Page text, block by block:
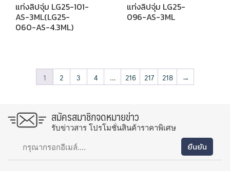
แท่งลิปจุ่ม LG25-101-
AS-3ML(LG25-
060-AS-4.3ML)
แท่งลิปจุ่ม LG25-
096-AS-3ML
1 2 3 4 … 216 217 218 →
สมัครสมาชิกจดหมายข่าว
รับข่าวสาร โปรโมชั่นสินค้าราคาพิเศษ